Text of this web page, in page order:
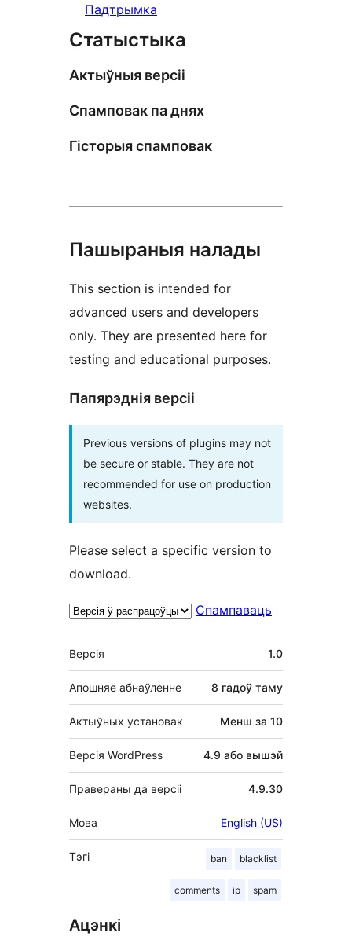
Падтрымка
Статыстыка
Актыўныя версіі
Спамповак па днях
Гісторыя спамповак
Пашыраныя налады
This section is intended for
advanced users and developers
only. They are presented here for
testing and educational purposes.
Папярэднія версіі
Previous versions of plugins may not
be secure or stable. They are not
recommended for use on production
websites.
Please select a specific version to
download.
Спампаваць
Мета
Версія 1.0
Апошняе абнаўленне 8 гадоў таму
Актыўных установак Менш за 10
Версія WordPress 4.9 або вышэй
Правераны да версіі 4.9.30
Мова English (US)
Тэгі ban blacklist
comments ip spam
Ацэнкі